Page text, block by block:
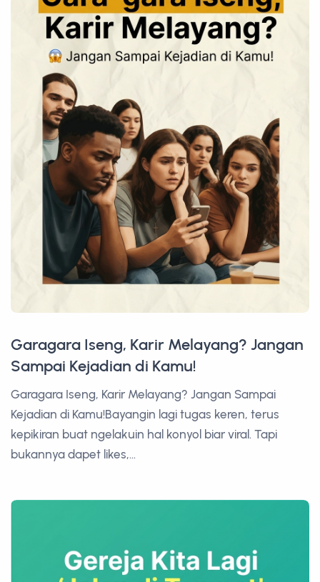
Garagara Iseng, Karir Melayang? Jangan
Sampai Kejadian di Kamu!
Garagara Iseng, Karir Melayang? Jangan Sampai
Kejadian di Kamu!Bayangin lagi tugas keren, terus
kepikiran buat ngelakuin hal konyol biar viral. Tapi
bukannya dapet likes,...